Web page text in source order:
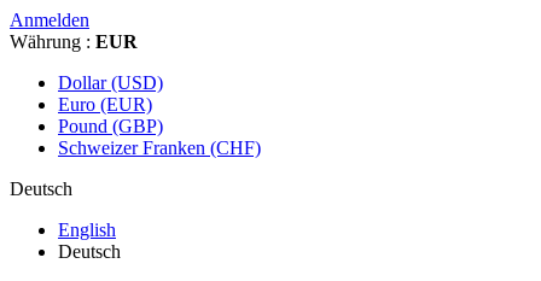
Anmelden
Währung : EUR
Dollar (USD)
Euro (EUR)
Pound (GBP)
Schweizer Franken (CHF)
Deutsch
English
Deutsch